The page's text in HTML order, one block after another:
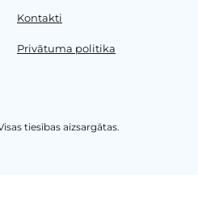
Kontakti
Privātuma politika
tiesības aizsargātas.